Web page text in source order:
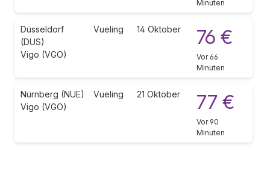
Minuten
Düsseldorf
(DUS)
Vigo (VGO)
Vueling 14 Oktober 76 €
Vor 66
Minuten
Nürnberg (NUE)
Vigo (VGO)
Vueling 21 Oktober 77 €
Vor 90
Minuten